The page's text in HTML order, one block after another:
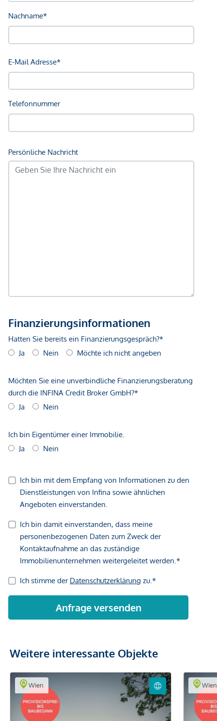
sowie Barauslagen und Beglaubigung TreuhänderIn Fr. Dr.
Bettina Schober.
Vertragsabschluss resultierende Rechte sind ausschließlich
gegenüber dem anbietenden Immobilienunternehmen
geltend zu machen. Wir weisen Sie darauf hin, dass die
Gewähr erfolgen. Der Vermittler ist als Doppelmakler tätig.
Weitere interessante Objekte
Wien Wien